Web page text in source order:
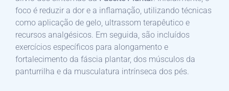
foco é reduzir a dor e a inflamação, utilizando técnicas
como aplicação de gelo, ultrassom terapêutico e
recursos analgésicos. Em seguida, são incluídos
exercícios específicos para alongamento e
fortalecimento da fáscia plantar, dos músculos da
panturrilha e da musculatura intrínseca dos pés.